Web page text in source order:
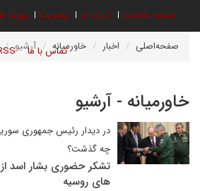
صفحه نخست درباره ما عضویت پیوند
تماس با ما صفحه‌اصلی اخبار خاورمیانه آرشیو
خاورمیانه - آرشیو
در دیدار رئیس جمهوری
چه گذشت؟
تشکر حضوری بشار اسد از
های روسیه